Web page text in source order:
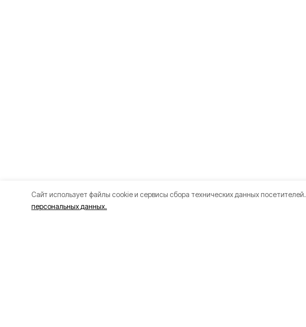
Cайт использует файлы cookie и сервисы сбора технических данных посетителей.
персональных данных.